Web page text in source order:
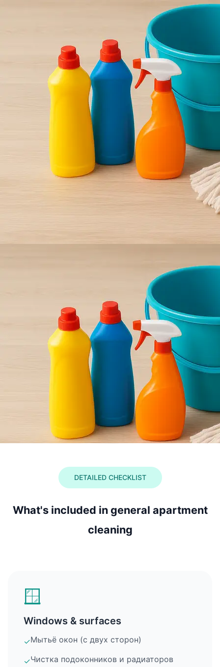
DETAILED CHECKLIST
What's included in general apartment
cleaning
🪟
Windows & surfaces
✓Мытьё окон (с двух сторон)
✓Чистка подоконников и радиаторов